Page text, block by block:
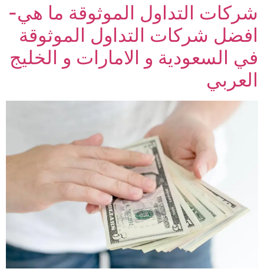
شركات التداول الموثوقة ما هي-
افضل شركات التداول الموثوقة
في السعودية و الامارات و الخليج
العربي